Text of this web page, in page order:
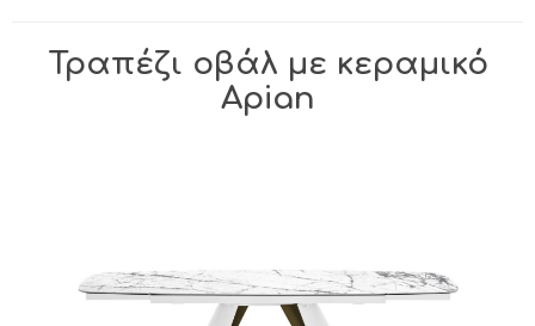
Τραπέζι οβάλ με κεραμικό
Apian